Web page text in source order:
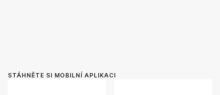
STÁHNĚTE SI MOBILNÍ APLIKACI